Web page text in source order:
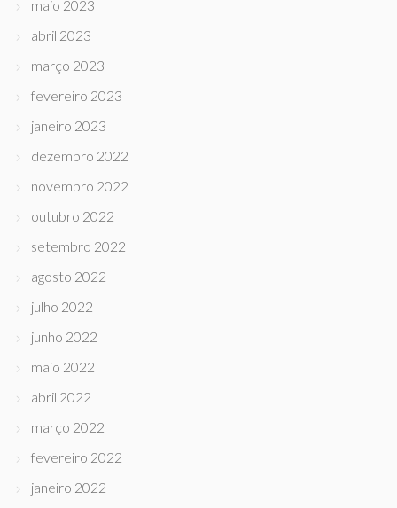
maio 2023
abril 2023
março 2023
fevereiro 2023
janeiro 2023
dezembro 2022
novembro 2022
outubro 2022
setembro 2022
agosto 2022
julho 2022
junho 2022
maio 2022
abril 2022
março 2022
fevereiro 2022
janeiro 2022